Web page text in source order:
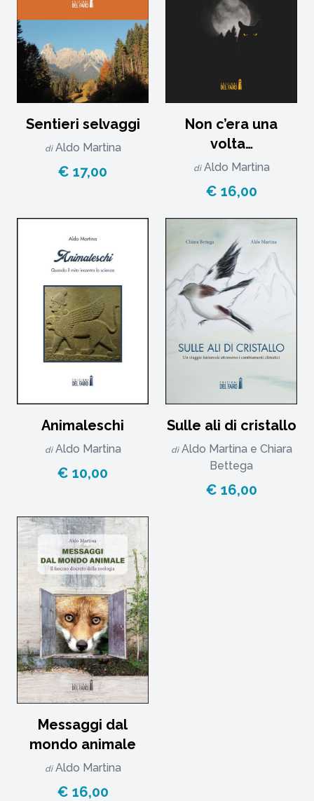
Sentieri selvaggi
di Aldo Martina
€ 17,00
Non c’era una
volta…
di Aldo Martina
€ 16,00
Animaleschi
di Aldo Martina
€ 10,00
Sulle ali di cristallo
di Aldo Martina e Chiara
Bettega
€ 16,00
Messaggi dal
mondo animale
di Aldo Martina
€ 16,00